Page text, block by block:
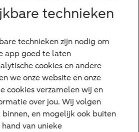
technieken
technieken zijn nodig om
app goed te laten
cookies en andere
we onze website en onze
cookies verzamelen wij en
over jou. Wij volgen
en mogelijk ook buiten
van unieke